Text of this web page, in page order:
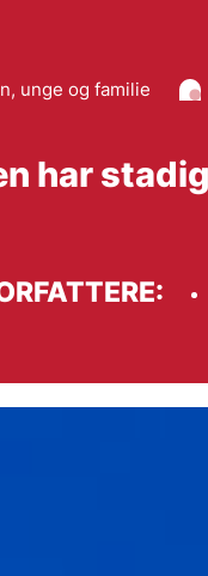
unge og familie
har